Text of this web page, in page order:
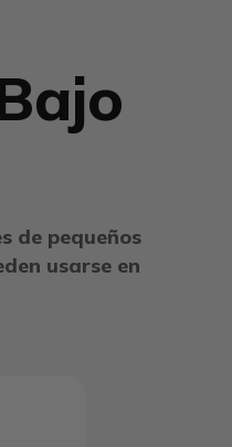
de pequeños
usarse en